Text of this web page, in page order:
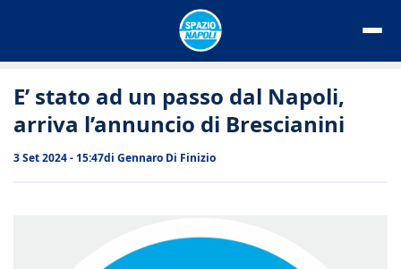
E’ stato ad un passo dal Napoli,
arriva l’annuncio di Brescianini
3 Set 2024 - 15:47di Gennaro Di Finizio